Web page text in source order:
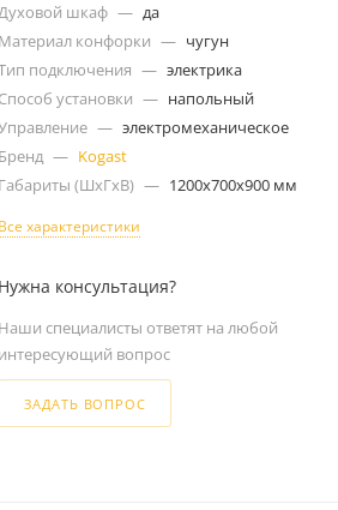
шкаф — да
Материал конфорки — чугун
подключения — электрика
Способ установки — напольный
— электромеханическое
Бренд — Kogast
Габариты (ШxГxВ) — 1200x700x900 мм
Все характеристики
Нужна консультация?
Наши специалисты ответят на любой
интересующий вопрос
ЗАДАТЬ ВОПРОС